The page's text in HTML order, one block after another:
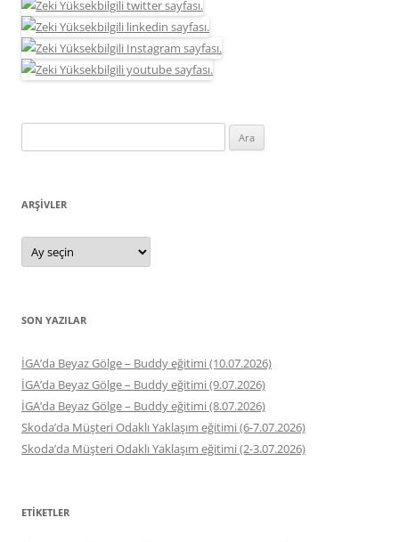
ARŞIVLER
Arşivler
SON YAZILAR
İGA’da Beyaz Gölge – Buddy eğitimi (10.07.2026)
İGA’da Beyaz Gölge – Buddy eğitimi (9.07.2026)
İGA’da Beyaz Gölge – Buddy eğitimi (8.07.2026)
Skoda’da Müşteri Odaklı Yaklaşım eğitimi (6-7.07.2026)
Skoda’da Müşteri Odaklı Yaklaşım eğitimi (2-3.07.2026)
ETIKETLER